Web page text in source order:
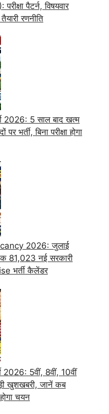
पैटर्न, विषयवार
रणनीति
2026: 5 साल बाद खत्म
भर्ती, बिना परीक्षा होगा
2026: जुलाई
81,023 नई सरकारी
भर्ती कैलेंडर
2026: 5वीं, 8वीं, 10वीं
खुशखबरी, जानें कब
चयन